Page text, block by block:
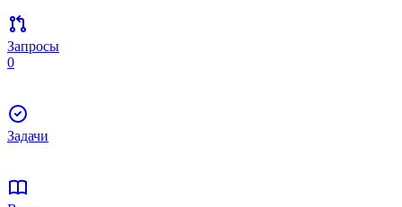
Запросы
0
Задачи